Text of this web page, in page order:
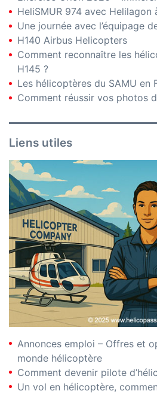
HeliSMUR 974 avec Helilagon
Une journée avec l’équipage
H140 Airbus Helicopters
Comment reconnaître les
H145 ?
Les hélicoptères du SAMU en
Comment réussir vos photos
Liens utiles
Annonces emploi – Offres et
monde hélicoptère
Comment devenir pilote
Un vol en hélicoptère,